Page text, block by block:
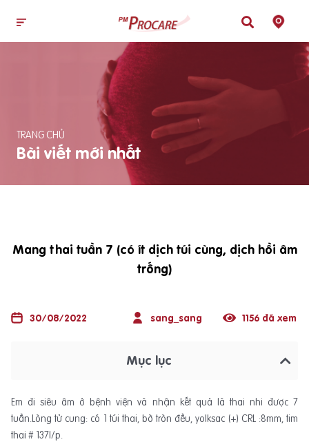
TRANG CHỦ
Bài viết mới nhất
Mang thai tuần 7 (có ít dịch túi cùng, dịch hồi âm
trống)
30/08/2022 sang_sang 1156 đã xem
Mục lục
Em đi siêu âm ở bệnh viện và nhận kết quả là thai nhi được 7
tuần.Lòng tử cung: có 1 túi thai, bờ tròn đều, yolksac (+) CRL :8mm, tim
thai # 137l/p.